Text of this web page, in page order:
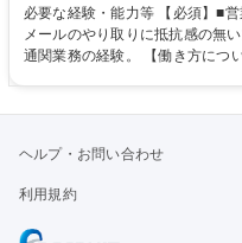
調整まで幅広く対応し、当社事業の
業務、請求書発行 ■海外工場と
の確認・作成 ■配送手配 ■通関業
ルプロデュースしているため、
リモート等相談可
必要な経験・能力等 【必須】■
メールのやり取りに抵抗感の無
通関業務の経験。 【働き方について】所定労働時間は7時間と短めで、残
自社工場と海外拠点の強固な連
みです。 学歴・資格 学歴
ヘルプ・お問い合わせ
利用規約